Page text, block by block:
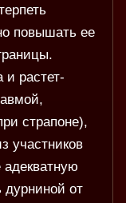
повышать ее
растет-
страпоне),
участников
дурниной от